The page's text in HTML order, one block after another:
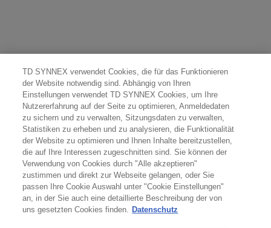
TD SYNNEX verwendet Cookies, die für das Funktionieren
der Website notwendig sind. Abhängig von Ihren
Einstellungen verwendet TD SYNNEX Cookies, um Ihre
Nutzererfahrung auf der Seite zu optimieren, Anmeldedaten
zu sichern und zu verwalten, Sitzungsdaten zu verwalten,
Statistiken zu erheben und zu analysieren, die Funktionalität
der Website zu optimieren und Ihnen Inhalte bereitzustellen,
die auf Ihre Interessen zugeschnitten sind. Sie können der
Verwendung von Cookies durch "Alle akzeptieren"
zustimmen und direkt zur Webseite gelangen, oder Sie
passen Ihre Cookie Auswahl unter "Cookie Einstellungen"
an, in der Sie auch eine detaillierte Beschreibung der von
uns gesetzten Cookies finden. Datenschutz